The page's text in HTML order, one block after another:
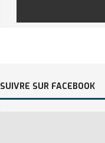
SUIVRE SUR FACEBOOK